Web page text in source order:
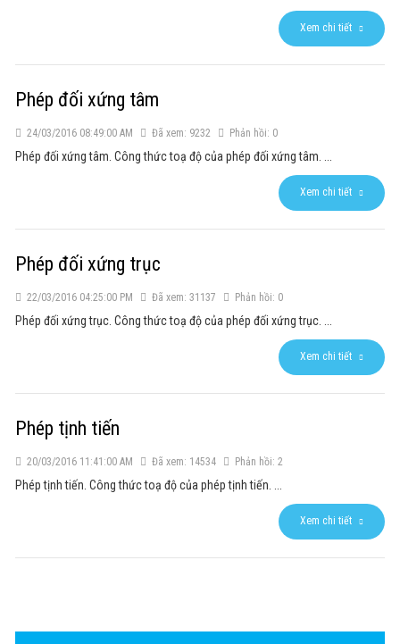
Xem chi tiết
Phép đối xứng tâm
24/03/2016 08:49:00 AM Đã xem: 9232 Phản hồi: 0
Phép đối xứng tâm. Công thức toạ độ của phép đối xứng tâm. ...
Xem chi tiết
Phép đối xứng trục
22/03/2016 04:25:00 PM Đã xem: 31137 Phản hồi: 0
Phép đối xứng trục. Công thức toạ độ của phép đối xứng trục. ...
Xem chi tiết
Phép tịnh tiến
20/03/2016 11:41:00 AM Đã xem: 14534 Phản hồi: 2
Phép tịnh tiến. Công thức toạ độ của phép tịnh tiến. ...
Xem chi tiết